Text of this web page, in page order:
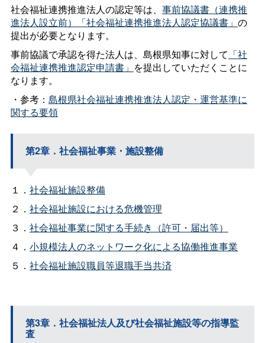
社会福祉連携推進法人の認定等は、 事前協議書（連携推
進法人設立前）「社会福祉連携推進法人認定協議書」 の
提出が必要となります。
事前協議で承認を得た法人は、島根県知事に対して 「社
会福祉連携推進認定申請書」 を提出していただくことに
なります。
・参考： 島根県社会福祉連携推進法人認定・運営基準に
関する要領
第2章．社会福祉事業・施設整備
１． 社会福祉施設整備
２． 社会福祉施設における危機管理
３． 社会福祉事業に関する手続き（許可・届出等）
４． 小規模法人のネットワーク化による協働推進事業
５． 社会福祉施設職員等退職手当共済
第3章．社会福祉法人及び社会福祉施設等の指導監
査